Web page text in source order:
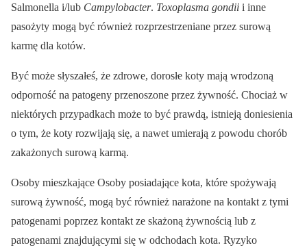
Salmonella i/lub Campylobacter. Toxoplasma gondii i inne
pasożyty mogą być również rozprzestrzeniane przez surową
karmę dla kotów.
Być może słyszałeś, że zdrowe, dorosłe koty mają wrodzoną
odporność na patogeny przenoszone przez żywność. Chociaż w
niektórych przypadkach może to być prawdą, istnieją doniesienia
o tym, że koty rozwijają się, a nawet umierają z powodu chorób
zakażonych surową karmą.
Osoby mieszkające Osoby posiadające kota, które spożywają
surową żywność, mogą być również narażone na kontakt z tymi
patogenami poprzez kontakt ze skażoną żywnością lub z
patogenami znajdującymi się w odchodach kota. Ryzyko